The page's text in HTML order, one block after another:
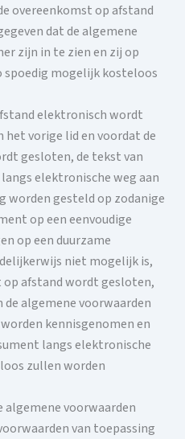
overeenkomst op afstand
dat de algemene
zijn in te zien en zij op
spoedig mogelijk kosteloos
elektronisch wordt
vorige lid en voordat de
gesloten, de tekst van
elektronische weg aan
worden gesteld op zodanige
op een eenvoudige
op een duurzame
niet mogelijk is,
afstand wordt gesloten,
de algemene voorwaarden
kennisgenomen en
langs elektronische
zullen worden
algemene voorwaarden
van toepassing